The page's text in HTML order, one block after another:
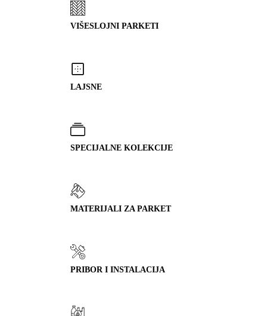
VIŠESLOJNI PARKETI
LAJSNE
SPECIJALNE KOLEKCIJE
MATERIJALI ZA PARKET
PRIBOR I INSTALACIJA